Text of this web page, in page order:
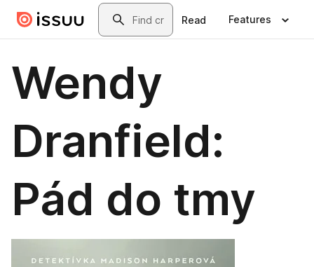
Skip to main contentSearch
Read Features
Wendy
Dranfield:
Pád do tmy